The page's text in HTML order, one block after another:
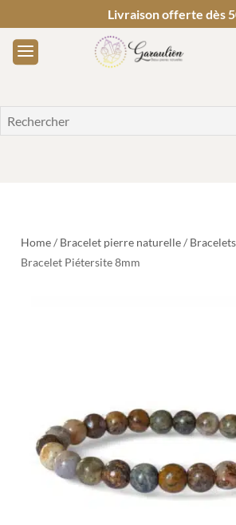
Livraison offerte dès
Home/ Bracelet pierre naturelle/
Bracelet Piétersite 8mm